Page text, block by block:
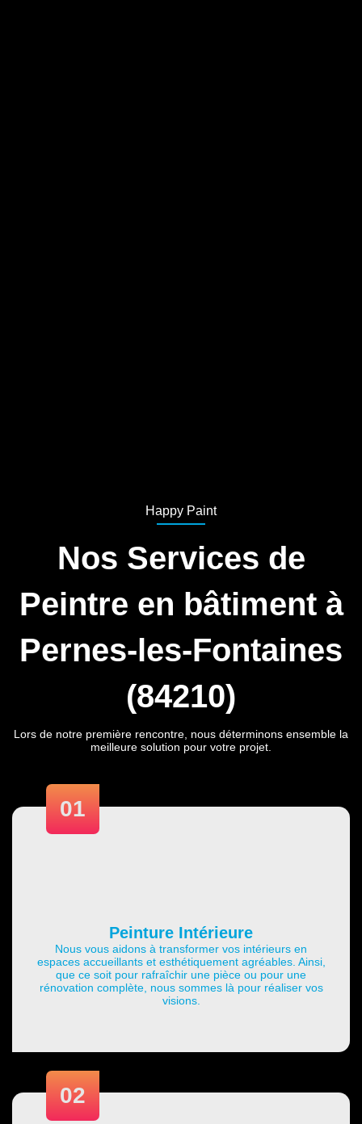
Happy Paint
Nos Services de
Peintre en bâtiment à
Pernes-les-Fontaines
(84210)
Lors de notre première rencontre, nous déterminons ensemble la
meilleure solution pour votre projet.
01
Peinture Intérieure
Nous vous aidons à transformer vos intérieurs en
espaces accueillants et esthétiquement agréables. Ainsi,
que ce soit pour rafraîchir une pièce ou pour une
rénovation complète, nous sommes là pour réaliser vos
visions.
02